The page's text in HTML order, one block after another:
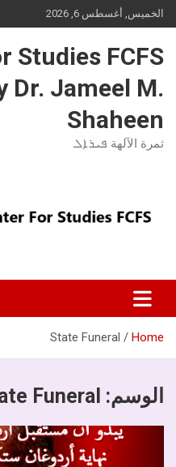
Skip
to
الخميس, أغسطس 6, 2026
Studies FCFS
Dr. Jameel M.
Shaheen
ثمرة الآلهة ܦܝܪܐܠ
Home
State Funeral
الوسم: Funeral